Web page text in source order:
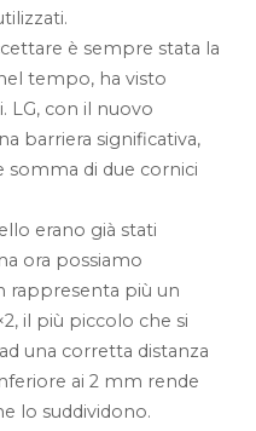
è sempre stata la
tempo, ha visto
LG, con il nuovo
barriera significativa,
somma di due cornici
erano già stati
ora possiamo
rappresenta più un
il più piccolo che si
una corretta distanza
ai 2 mm rende
lo suddividono.